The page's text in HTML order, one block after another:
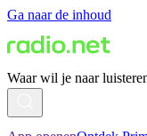
Ga naar de inhoud
Waar wil je naar